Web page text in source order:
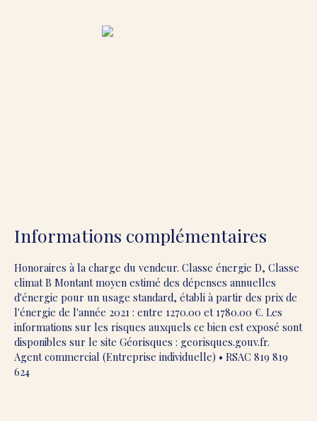
Informations complémentaires
Honoraires à la charge du vendeur. Classe énergie D, Classe
climat B Montant moyen estimé des dépenses annuelles
d'énergie pour un usage standard, établi à partir des prix de
l'énergie de l'année 2021 : entre 1270.00 et 1780.00 €. Les
informations sur les risques auxquels ce bien est exposé sont
disponibles sur le site Géorisques : georisques.gouv.fr.
Agent commercial (Entreprise individuelle) • RSAC 819 819
624